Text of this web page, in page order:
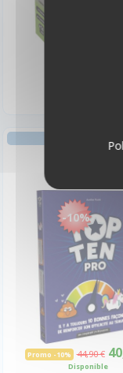
-10%
Promo -10% 44,90 €
Disponible